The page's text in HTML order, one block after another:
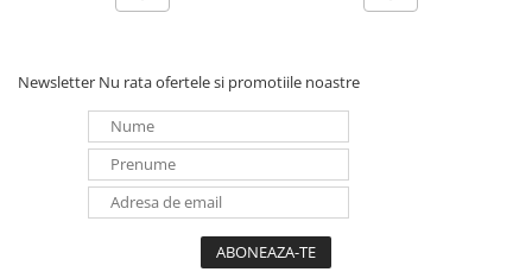
Racire/Incalzire
Statii energie portabile
Intrerupatoare si prize
Dulapuri pentru cablare
Newsletter Nu rata ofertele si promotiile noastre